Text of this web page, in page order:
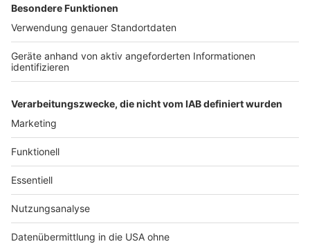
hat mit 28 Prozent die meisten Stimmen bekommen,
gefolgt vom Kandidaten der SPD mit rund 21 Prozent.
Im Kölner Rat stellen die Grünen künftig die Mehrheit
mit 25 Prozent, gefolgt von SPD und CDU - beide
liegen bei knapp 20 Prozent. Die AfD holt in Köln rund
9 Prozent.
Anzeige
Anzeige